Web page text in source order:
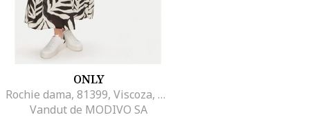
ONLY
Rochie dama, 81399, Viscoza, Negru
Vandut de MODIVO SA